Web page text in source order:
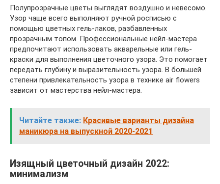
Полупрозрачные цветы выглядят воздушно и невесомо.
Узор чаще всего выполняют ручной росписью с
помощью цветных гель-лаков, разбавленных
прозрачным топом. Профессиональные нейл-мастера
предпочитают использовать акварельные или гель-
краски для выполнения цветочного узора. Это помогает
передать глубину и выразительность узора. В большей
степени привлекательность узора в технике air flowers
зависит от мастерства нейл-мастера.
Читайте также: Красивые варианты дизайна
маникюра на выпускной 2020-2021
Изящный цветочный дизайн 2022:
минимализм